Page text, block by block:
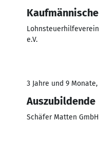
e.V.
3 Jahre und 9
Auszubildende
Schäfer Matten GmbH